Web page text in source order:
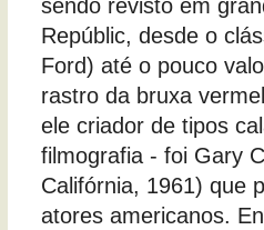
sendo revisto em
Repúblic, desde o
Ford) até o pouco
rastro da bruxa
ele criador de tipos
filmografia - foi Gary
Califórnia, 1961) que
atores americanos.